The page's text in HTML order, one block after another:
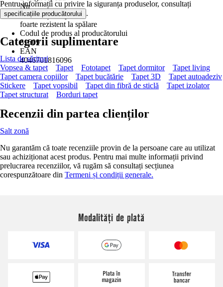
Nu
Rezistență la spălare
foarte rezistent la spălare
Codul de produs al producătorului
81609
EAN
4046701816096
Pentru informații cu privire la siguranța produselor, consultați
specificațiile producătorului .
Categorii suplimentare
Lista de sărituri
Vopsea & tapet
Tapet Fototapet Tapet dormitor
Tapet living
Tapet camera copiilor
Tapet bucătărie Tapet 3D
Tapet autoadeziv
Stickere
Tapet vopsibil Tapet din fibră de sticlă
Tapet izolator
Tapet structurat
Borduri tapet
Recenzii din partea clienților
Salt zonă
Nu garantăm că toate recenziile provin de la persoane care au utilizat
sau achiziționat acest produs. Pentru mai multe informații privind
prelucrarea recenziilor, vă rugăm să consultați secțiunea
corespunzătoare din Termeni și condiții generale.
Modalități de plată